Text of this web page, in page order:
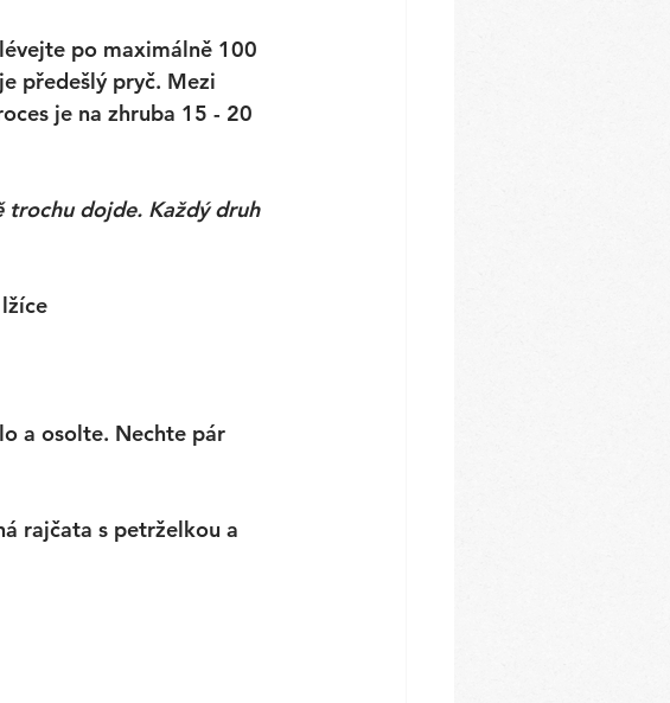
po maximálně 100
předešlý pryč. Mezi
je na zhruba 15 - 20
trochu dojde. Každý druh
a osolte. Nechte pár
rajčata s petrželkou a